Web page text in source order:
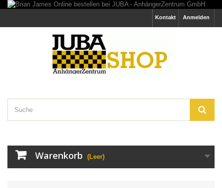
Anmelden
Kontakt
Warenkorb (Leer)